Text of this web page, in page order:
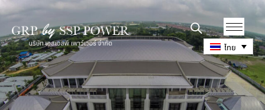
ไทย